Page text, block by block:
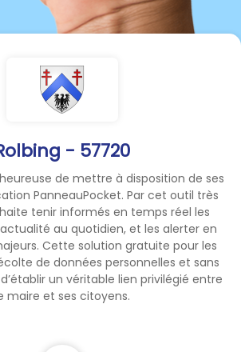
- 57720
de mettre à disposition de ses
PanneauPocket. Par cet outil très
tenir informés en temps réel les
au quotidien, et les alerter en
Cette solution gratuite pour les
de données personnelles et sans
un véritable lien privilégié entre
maire et ses citoyens.
de 16H00 à 18H00